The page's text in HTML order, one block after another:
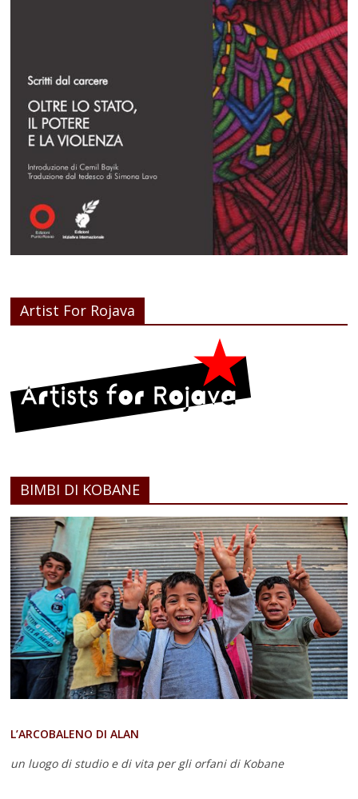
Artist For Rojava
BIMBI DI KOBANE
L’ARCOBALENO DI ALAN
un luogo di studio e di vita per gli orfani di Kobane